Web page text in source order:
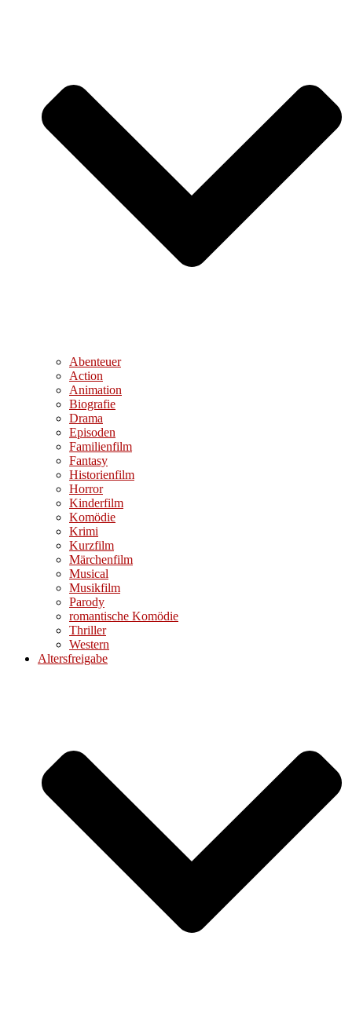
Abenteuer
Action
Animation
Biografie
Drama
Episoden
Familienfilm
Fantasy
Historienfilm
Horror
Kinderfilm
Komödie
Krimi
Kurzfilm
Märchenfilm
Musical
Musikfilm
Parody
romantische Komödie
Thriller
Western
Altersfreigabe